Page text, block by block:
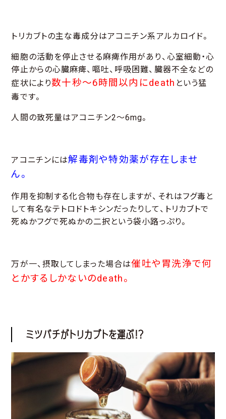
トリカブトの主な毒成分はアコニチン系アルカロイド。
細胞の活動を停止させる麻痺作用があり、心室細動・心
停止からの心臓麻痺、嘔吐、呼吸困難、臓器不全などの
症状により数十秒～6時間以内にdeath という猛
毒です。
人間の致死量はアコニチン2～6mg。
アコニチンには解毒剤や特効薬が存在しませ
ん。
作用を抑制する化合物も存在しますが、それはフグ毒と
して有名なテトロドトキシンだったりして、トリカブトで
死ぬかフグで死ぬかの二択という袋小路っぷり。
万が一、摂取してしまった場合は催吐や胃洗浄で何
とかするしかないのdeath。
ミツバチがトリカブトを運ぶ！？